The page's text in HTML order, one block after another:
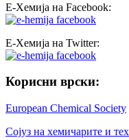
Е-Хемија на Facebook:
Е-Хемија на Twitter:
Корисни врски:
European Chemical Society
Сојуз на хемичарите и